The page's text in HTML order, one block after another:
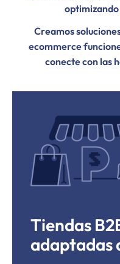
Creamos
ecommerce
conecte con las
Tiendas
adaptadas